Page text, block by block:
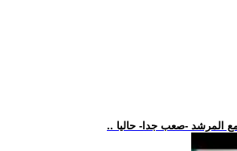
مع المرشد -صعب جدا- حاليا